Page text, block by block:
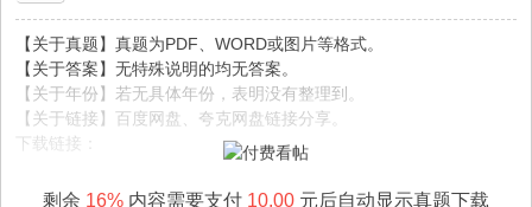
【关于真题】真题为PDF、WORD或图片等格式。
【关于答案】无特殊说明的均无答案。
【关于年份】若无具体年份，表明没有整理到。
【关于链接】百度网盘、夸克网盘链接分享。
下载链接：
剩余 16% 内容需要支付 10.00 元后自动显示真题下载